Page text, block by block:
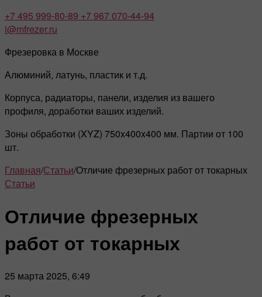
+7 495 999-80-89 +7 967 070-44-94
i@mfrezer.ru
Фрезеровка в Москве
Алюминий, латунь, пластик и т.д.
Корпуса, радиаторы, панели, изделия из вашего
профиля, доработки ваших изделий.
Зоны обработки (XYZ) 750x400x400 мм. Партии от 100
шт.
Главная/Статьи/Отличие фрезерных работ от токарных
Статьи
Отличие фрезерных
работ от токарных
25 марта 2025, 6:49